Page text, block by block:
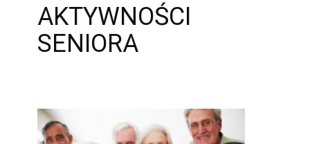
AKTYWNOŚCI
SENIORA